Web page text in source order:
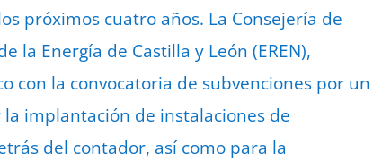
próximos cuatro años. La Consejería de
la Energía de Castilla y León (EREN),
con la convocatoria de subvenciones por un
implantación de instalaciones de
del contador, así como para la